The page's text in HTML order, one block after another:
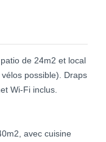
de 24m2 et local
possible). Draps
Wi-Fi inclus.
avec cuisine